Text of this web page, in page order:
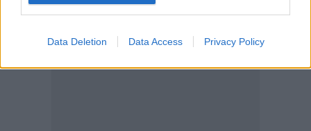
Data Deletion Data Access Privacy Policy